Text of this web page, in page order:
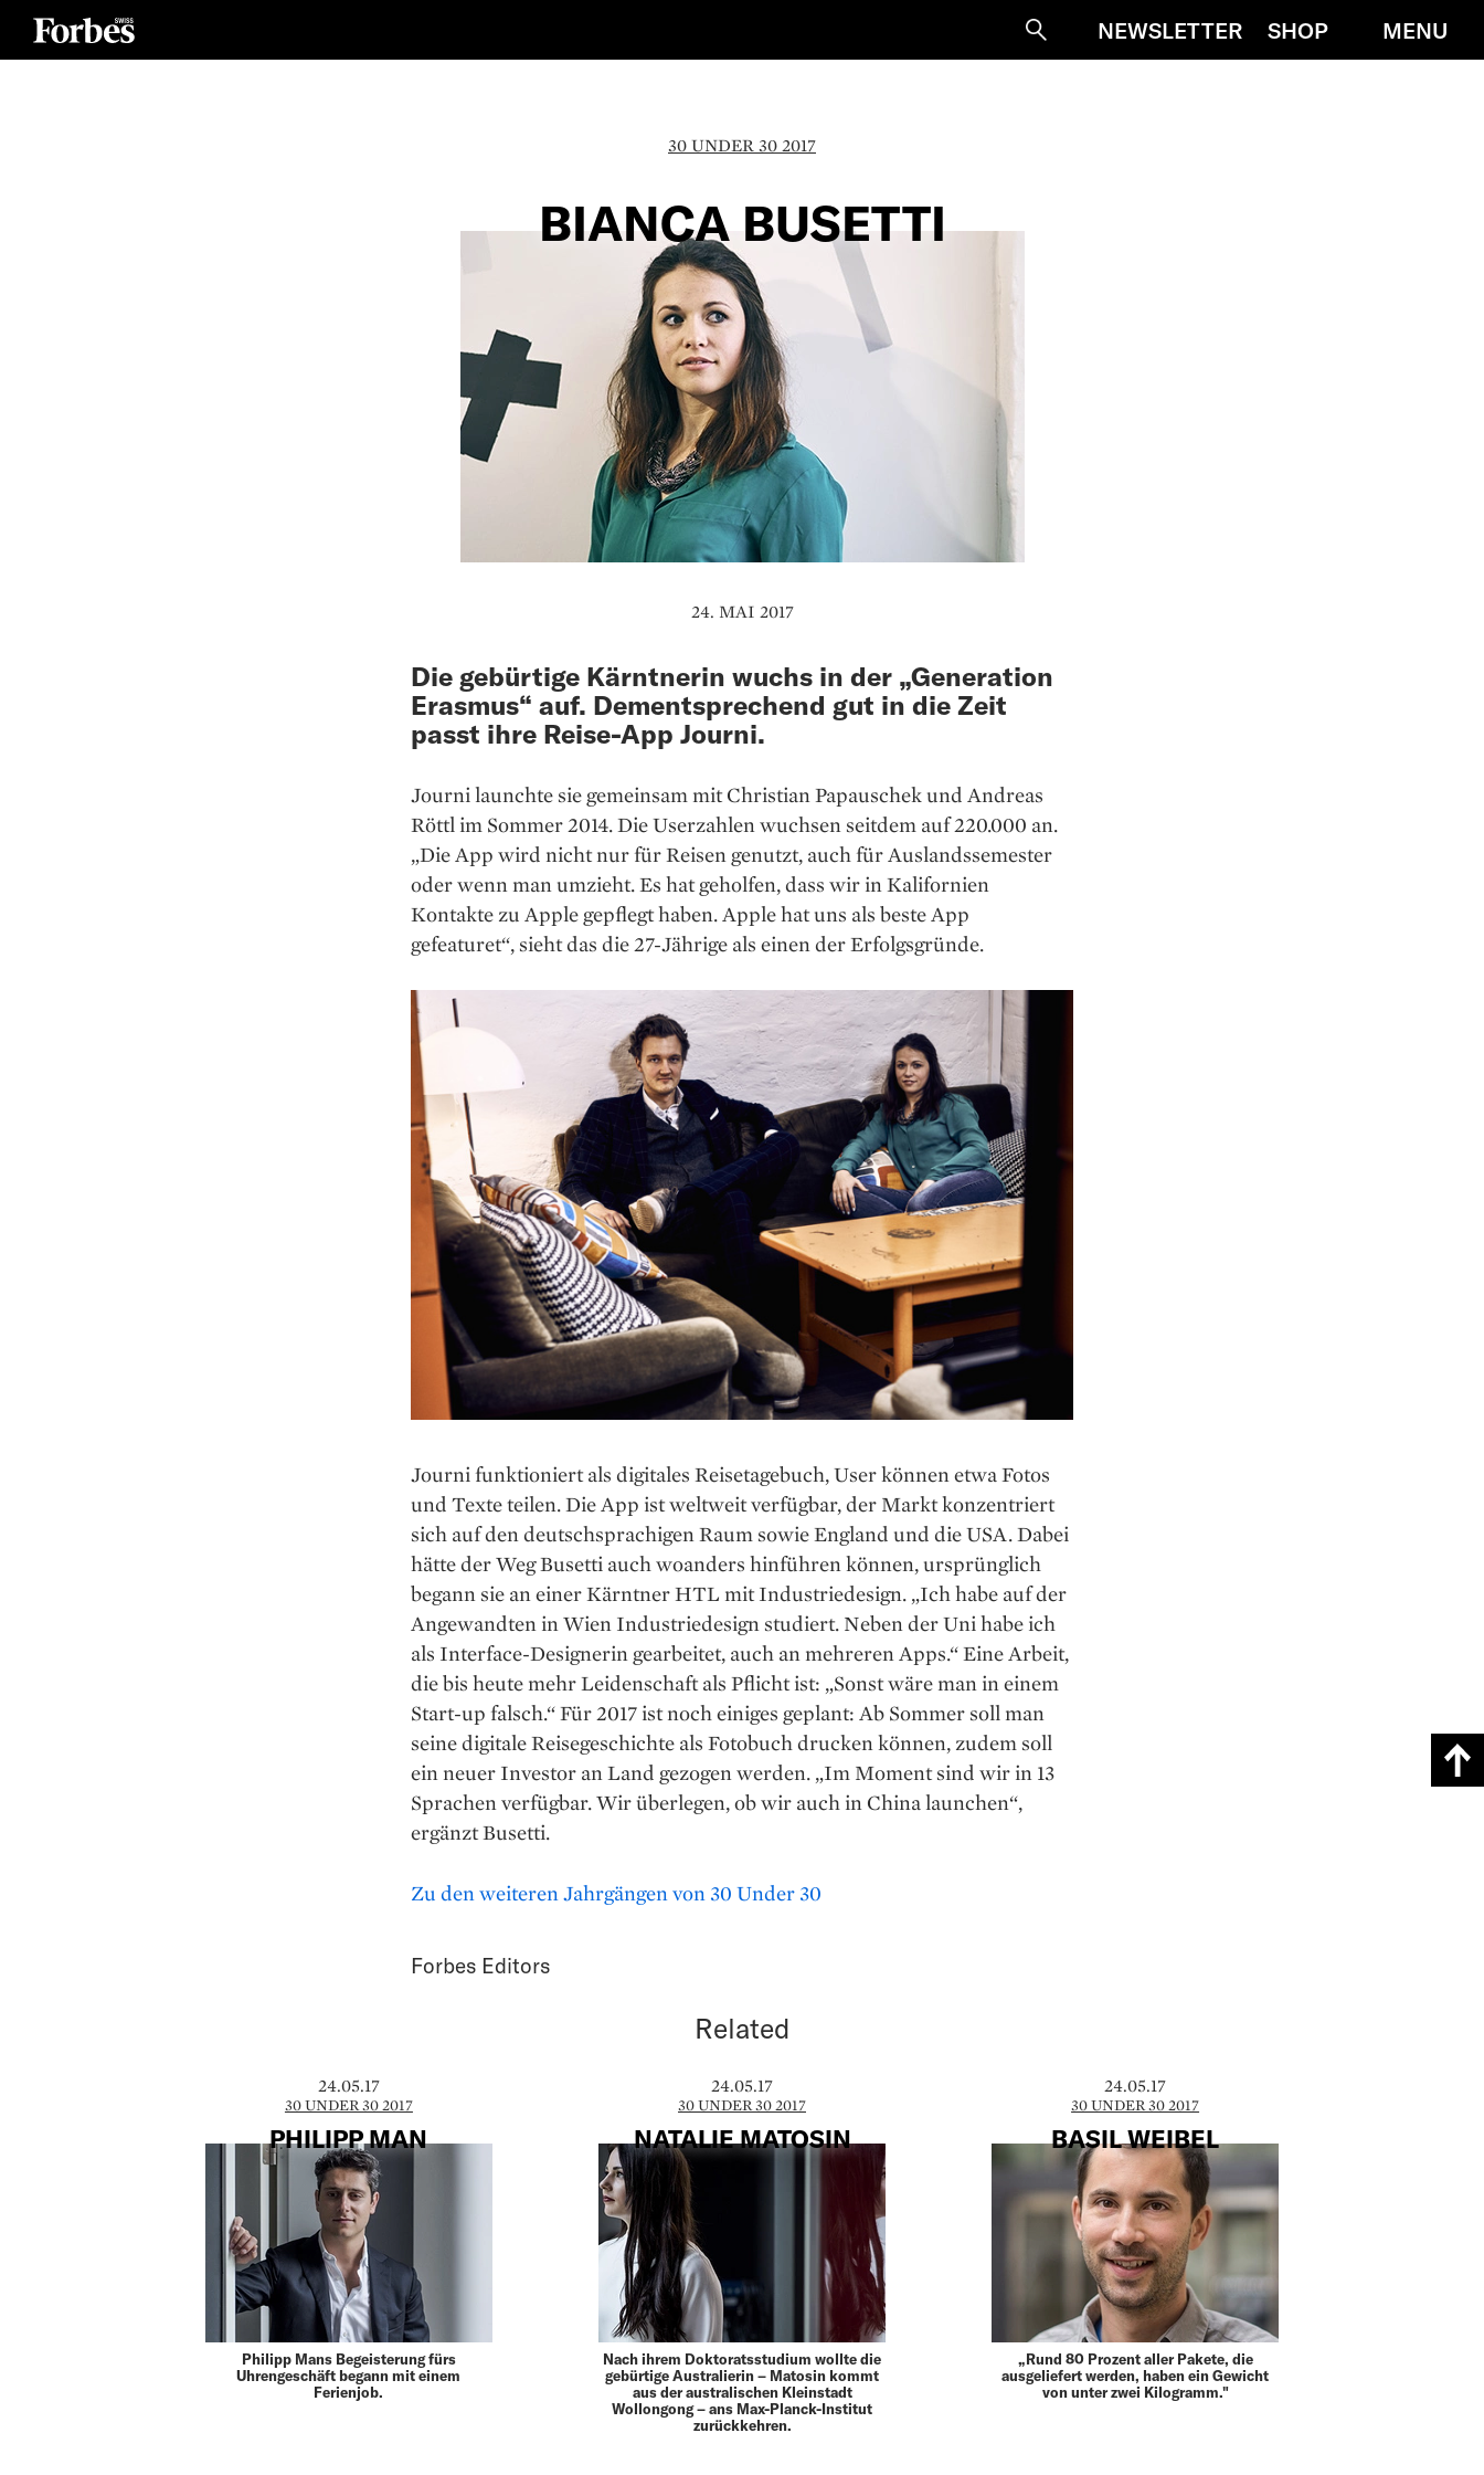
SucheNEWSLETTER SHOP MENU
30 UNDER 30 2017
BIANCA BUSETTI
24. MAI 2017
Die gebürtige Kärntnerin wuchs in der „Generation
Erasmus“ auf. Dementsprechend gut in die Zeit
passt ihre Reise-App Journi.
Journi launchte sie gemeinsam mit Christian Papauschek und Andreas
Röttl im Sommer 2014. Die Userzahlen wuchsen seitdem auf 220.000 an.
„Die App wird nicht nur für Reisen genutzt, auch für Auslandssemester
oder wenn man umzieht. Es hat geholfen, dass wir in Kalifornien
Kontakte zu Apple gepflegt haben. Apple hat uns als beste App
gefeaturet“, sieht das die 27-Jährige als einen der Erfolgsgründe.
Journi funktioniert als digitales Reisetagebuch, User können etwa Fotos
und Texte teilen. Die App ist weltweit verfügbar, der Markt konzentriert
sich auf den deutschsprachigen Raum sowie England und die USA. Dabei
hätte der Weg Busetti auch woanders hinführen können, ursprünglich
begann sie an einer Kärntner HTL mit Industriedesign. „Ich habe auf der
Angewandten in Wien Industriedesign studiert. Neben der Uni habe ich
als Interface-Designerin gearbeitet, auch an mehreren Apps.“ Eine Arbeit,
die bis heute mehr Leidenschaft als Pflicht ist: „Sonst wäre man in einem
Start-up falsch.“ Für 2017 ist noch einiges geplant: Ab Sommer soll man
seine digitale Reisegeschichte als Fotobuch drucken können, zudem soll
ein neuer Investor an Land gezogen werden. „Im Moment sind wir in 13
Sprachen verfügbar. Wir überlegen, ob wir auch in China launchen“,
ergänzt Busetti.
Zu den weiteren Jahrgängen von 30 Under 30
Forbes Editors
Related
24.05.17
30 UNDER 30 2017
PHILIPP MAN
Philipp Mans Begeisterung fürs
Uhrengeschäft begann mit einem
Ferienjob.
24.05.17
30 UNDER 30 2017
NATALIE MATOSIN
Nach ihrem Doktoratsstudium wollte die
gebürtige Australierin – Matosin kommt
aus der australischen Kleinstadt
Wollongong – ans Max-Planck-Institut
zurückkehren.
24.05.17
30 UNDER 30 2017
BASIL WEIBEL
„Rund 80 Prozent aller Pakete, die
ausgeliefert werden, haben ein Gewicht
von unter zwei Kilogramm."